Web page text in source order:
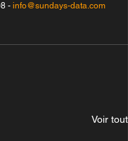
- info@sundays-data.com
Voir tout